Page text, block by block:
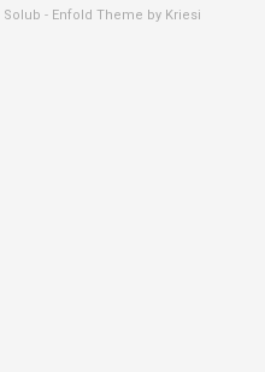
Solub - Enfold Theme by Kriesi